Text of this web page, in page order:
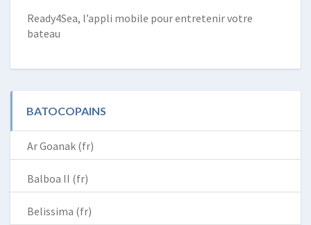
Ready4Sea, l’appli mobile pour entretenir votre
bateau
BATOCOPAINS
Ar Goanak (fr)
Balboa II (fr)
Belissima (fr)